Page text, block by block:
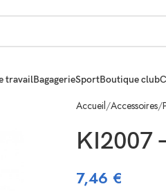
travailBagagerieSportBoutique club
Accueil Accessoires
KI2007
7,46 €